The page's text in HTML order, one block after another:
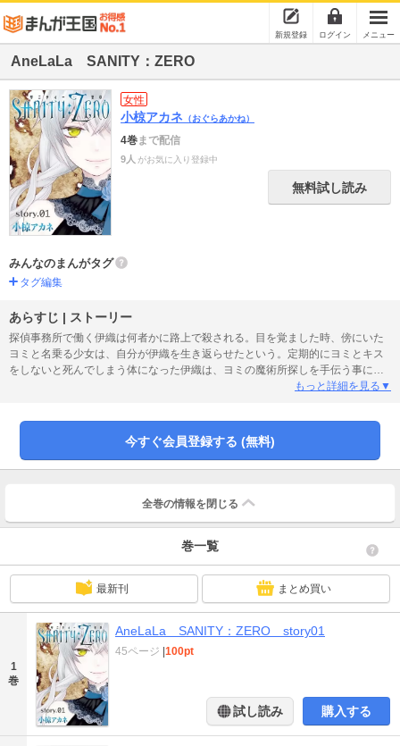
新規登録 ログイン メニュー
AneLaLa SANITY：ZERO
女性
小椋アカネ （おぐらあかね）
4巻まで配信
9人 がお気に入り登録中
無料試し読み
みんなのまんがタグ
タグ編集
あらすじ | ストーリー
探偵事務所で働く伊織は何者かに路上で殺される。目を覚ました時、傍にいた
ヨミと名乗る少女は、自分が伊織を生き返らせたという。定期的にヨミとキス
をしないと死んでしまう体になった伊織は、ヨミの魔術所探しを手伝う事にな
るが!?(この作品はAneLaLa Vol.25に収録されています。重複購入にご注意くだ
もっと詳細を見る▼
今すぐ会員登録する (無料)
全巻の情報を 閉じる
巻一覧
最新刊 まとめ買い
1
巻
AneLaLa SANITY：ZERO story01
45ページ 100pt
試し読み 購入する